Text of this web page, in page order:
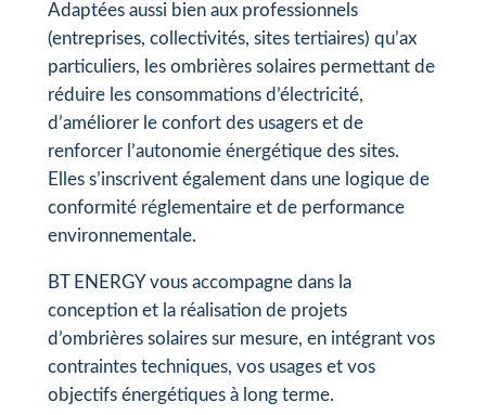
Adaptées aussi bien aux professionnels
(entreprises, collectivités, sites tertiaires) qu’ax
particuliers, les ombrières solaires permettant de
réduire les consommations d’électricité,
d’améliorer le confort des usagers et de
renforcer l’autonomie énergétique des sites.
Elles s’inscrivent également dans une logique de
conformité réglementaire et de performance
environnementale.
BT ENERGY vous accompagne dans la
conception et la réalisation de projets
d’ombrières solaires sur mesure, en intégrant vos
contraintes techniques, vos usages et vos
objectifs énergétiques à long terme.